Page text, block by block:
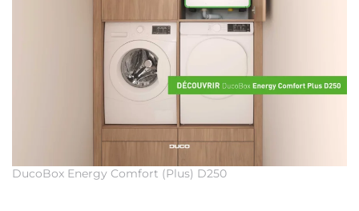
DucoBox Energy Comfort (Plus) D250